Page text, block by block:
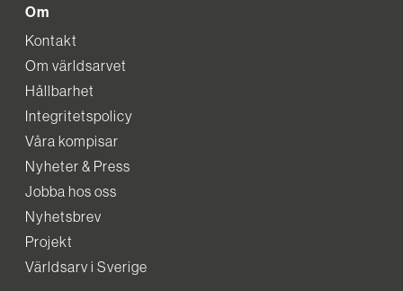
Om
Kontakt
Om världsarvet
Hållbarhet
Integritetspolicy
Våra kompisar
Nyheter & Press
Jobba hos oss
Nyhetsbrev
Projekt
Världsarv i Sverige